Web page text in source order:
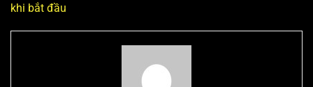
khi bắt đầu